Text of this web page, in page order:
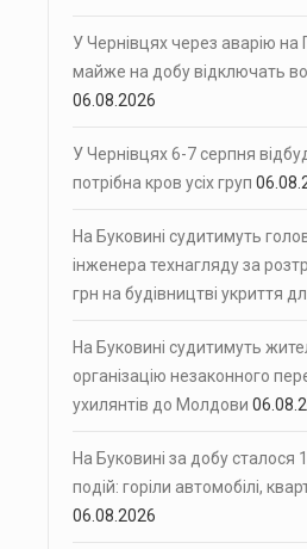
У Чернівцях через аварію на
майже на добу відключать
06.08.2026
У Чернівцях 6-7 серпня
потрібна кров усіх груп
На Буковині судитимуть
інженера технагляду за
грн на будівництві укриття
На Буковині судитимуть
організацію незаконного
ухилянтів до Молдови
На Буковині за добу сталося
подій: горіли автомобілі,
06.08.2026